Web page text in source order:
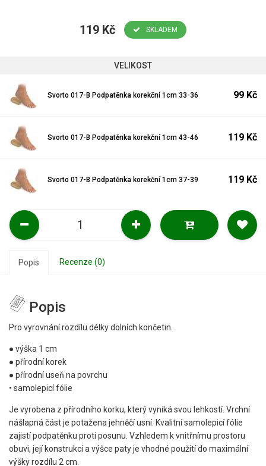
119 Kč SKLADEM
VELIKOST
Svorto 017-B Podpatěnka korekční 1cm 33-36 99 Kč
Svorto 017-B Podpatěnka korekční 1cm 43-46 119 Kč
Svorto 017-B Podpatěnka korekční 1cm 37-39 119 Kč
Popis Recenze (0)
Popis
Pro vyrovnání rozdílu délky dolních končetin.
● výška 1 cm
● přírodní korek
● přírodní useň na povrchu
• samolepicí fólie
Je vyrobena z přírodního korku, který vyniká svou lehkostí. Vrchní
nášlapná část je potažena jehněčí usní. Kvalitní samolepicí fólie
zajistí podpatěnku proti posunu. Vzhledem k vnitřnímu prostoru
obuvi, její konstrukci a výšce paty je vhodné použití do maximální
výšky rozdílu 2 cm.